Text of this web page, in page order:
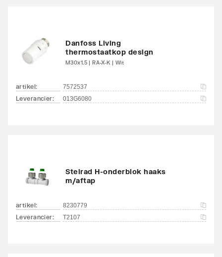
Danfoss Living
thermostaatkop design
M30x1.5 | RA-X-K | Wit
artikel: 7572537
Leverancier: 013G6080
Stelrad H-onderblok haaks
m/aftap
artikel: 8230779
Leverancier: T2107